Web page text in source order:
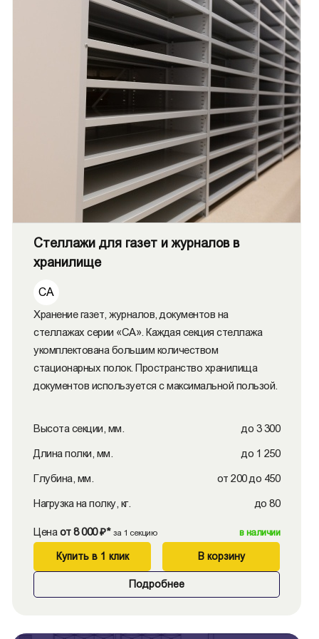
Стеллажи для газет и журналов в
хранилище
СА
Хранение газет, журналов, документов на
стеллажах серии «СА». Каждая секция стеллажа
укомплектована большим количеством
стационарных полок. Пространство хранилища
документов используется с максимальной пользой.
Высота секции, мм. до 3 300
Длина полки, мм. до 1 250
Глубина, мм. от 200 до 450
Нагрузка на полку, кг. до 80
Цена от 8 000 ₽* за 1 секцию в наличии
Купить в 1 клик В корзину
Подробнее